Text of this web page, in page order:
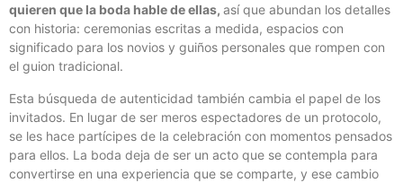
quieren que la boda hable de ellas, así que abundan los detalles
con historia: ceremonias escritas a medida, espacios con
significado para los novios y guiños personales que rompen con
el guion tradicional.
Esta búsqueda de autenticidad también cambia el papel de los
invitados. En lugar de ser meros espectadores de un protocolo,
se les hace partícipes de la celebración con momentos pensados
para ellos. La boda deja de ser un acto que se contempla para
convertirse en una experiencia que se comparte, y ese cambio